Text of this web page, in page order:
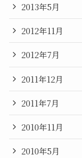
2013年5月
2012年11月
2012年7月
2011年12月
2011年7月
2010年11月
2010年5月